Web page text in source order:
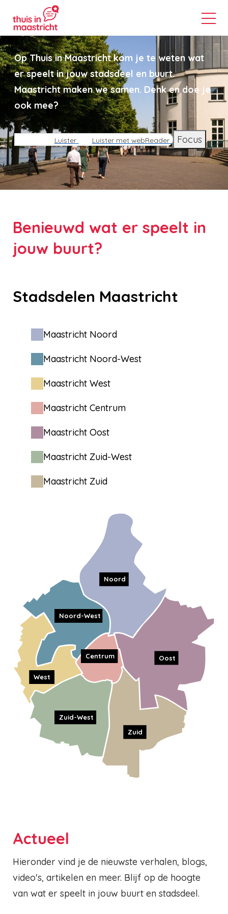
Op Thuis in Maastricht kom je te weten wat
er speelt in jouw stadsdeel en buurt.
Maastricht maken we samen. Denk en doe je
ook mee?
Luister Luister met webReader Focus
Benieuwd wat er speelt in
jouw buurt?
Stadsdelen Maastricht
Maastricht Noord
Maastricht Noord-West
Maastricht West
Maastricht Centrum
Maastricht Oost
Maastricht Zuid-West
Maastricht Zuid
Noord
Oost
Zuid
Centrum
Zuid-West
Noord-West
West
Actueel
Hieronder vind je de nieuwste verhalen, blogs,
video's, artikelen en meer. Blijf op de hoogte
van wat er speelt in jouw buurt en stadsdeel.